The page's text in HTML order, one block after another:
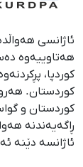
هەتاوییەوە
كوردپا،
كوردستان.
كوردستان و
ڕاگەیەندنە
ئاژانسە دێنە